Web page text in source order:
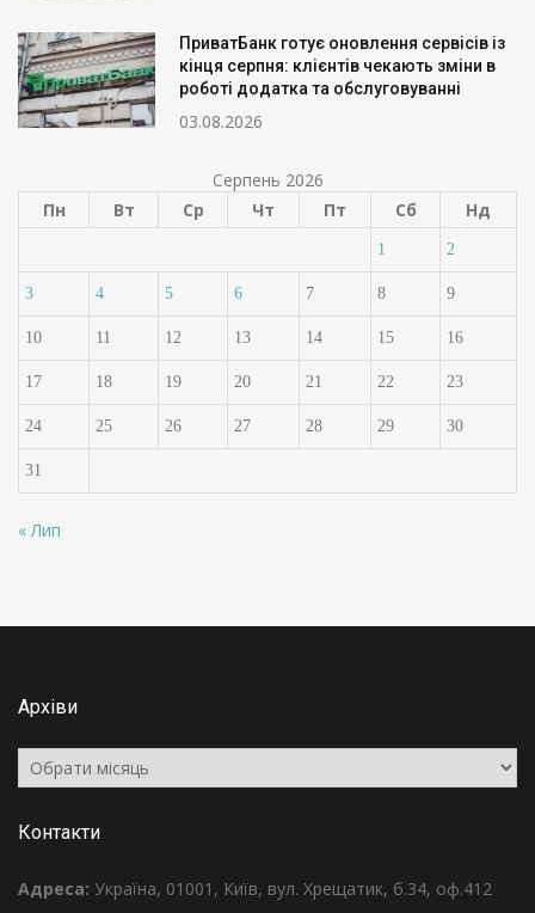
ПриватБанк готує оновлення сервісів із
кінця серпня: клієнтів чекають зміни в
роботі додатка та обслуговуванні
03.08.2026
Серпень 2026
Пн
Вт Ср Чт Пт Сб Нд
1 2
3 4 5 6 7 8 9
10 11 12 13 14 15 16
17 18 19 20 21 22 23
24 25 26 27 28 29 30
31
« Лип
Архіви
Архіви
Контакти
Адреса: Україна, 01001, Київ, вул. Хрещатик, б.34, оф.412